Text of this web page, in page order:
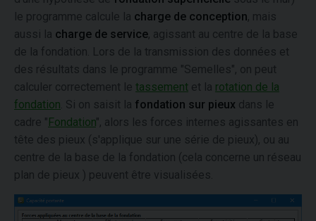
le programme calcule la charge de conception, mais
aussi la charge de service, agissant au centre de la base
de la fondation. Lors de la transmission des données et
des résultats dans le programme "Semelles", on peut
calculer correctement le tassement et la rotation de la
fondation . Si on saisit la fondation sur pieux dans le
cadre "Fondation", alors les forces internes agissantes en
tête des pieux (s'applique sur une série de pieux), ou au
centre de la base de la fondation (cela concerne un réseau
plan de pieux ) peuvent être visualisées.